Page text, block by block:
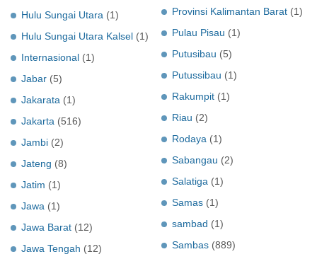
Hulu Sungai Utara (1)
Hulu Sungai Utara Kalsel (1)
Internasional (1)
Jabar (5)
Jakarata (1)
Jakarta (516)
Jambi (2)
Jateng (8)
Jatim (1)
Jawa (1)
Jawa Barat (12)
Jawa Tengah (12)
Provinsi Kalimantan Barat (1)
Pulau Pisau (1)
Putusibau (5)
Putussibau (1)
Rakumpit (1)
Riau (2)
Rodaya (1)
Sabangau (2)
Salatiga (1)
Samas (1)
sambad (1)
Sambas (889)